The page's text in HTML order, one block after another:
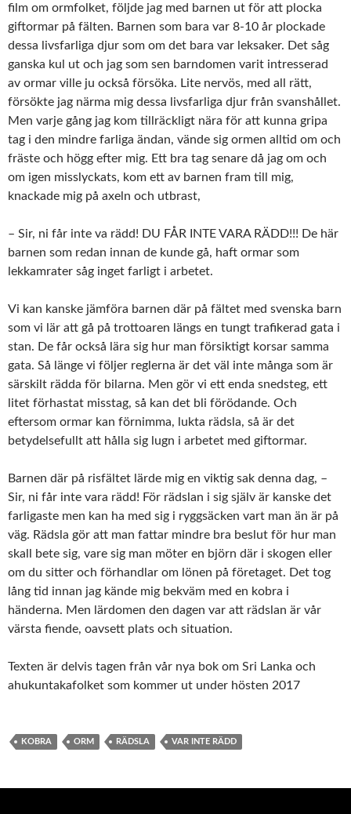
film om ormfolket, följde jag med barnen ut för att plocka
giftormar på fälten. Barnen som bara var 8-10 år plockade
dessa livsfarliga djur som om det bara var leksaker. Det såg
ganska kul ut och jag som sen barndomen varit intresserad
av ormar ville ju också försöka. Lite nervös, med all rätt,
försökte jag närma mig dessa livsfarliga djur från svanshållet.
Men varje gång jag kom tillräckligt nära för att kunna gripa
tag i den mindre farliga ändan, vände sig ormen alltid om och
fräste och högg efter mig. Ett bra tag senare då jag om och
om igen misslyckats, kom ett av barnen fram till mig,
knackade mig på axeln och utbrast,
– Sir, ni får inte va rädd! DU FÅR INTE VARA RÄDD!!! De här
barnen som redan innan de kunde gå, haft ormar som
lekkamrater såg inget farligt i arbetet.
Vi kan kanske jämföra barnen där på fältet med svenska barn
som vi lär att gå på trottoaren längs en tungt trafikerad gata i
stan. De får också lära sig hur man försiktigt korsar samma
gata. Så länge vi följer reglerna är det väl inte många som är
särskilt rädda för bilarna. Men gör vi ett enda snedsteg, ett
litet förhastat misstag, så kan det bli förödande. Och
eftersom ormar kan förnimma, lukta rädsla, så är det
betydelsefullt att hålla sig lugn i arbetet med giftormar.
Barnen där på risfältet lärde mig en viktig sak denna dag, –
Sir, ni får inte vara rädd! För rädslan i sig själv är kanske det
farligaste men kan ha med sig i ryggsäcken vart man än är på
väg. Rädsla gör att man fattar mindre bra beslut för hur man
skall bete sig, vare sig man möter en björn där i skogen eller
om du sitter och förhandlar om lönen på företaget. Det tog
lång tid innan jag kände mig bekväm med en kobra i
händerna. Men lärdomen den dagen var att rädslan är vår
värsta fiende, oavsett plats och situation.
Texten är delvis tagen från vår nya bok om Sri Lanka och
ahukuntakafolket som kommer ut under hösten 2017
KOBRA ORM RÄDSLA VAR INTE RÄDD